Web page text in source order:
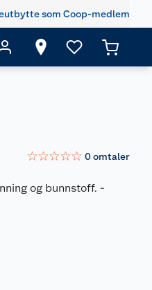
som Coop-medlem
☆☆☆☆☆ 0omtaler
og bunnstoff. -